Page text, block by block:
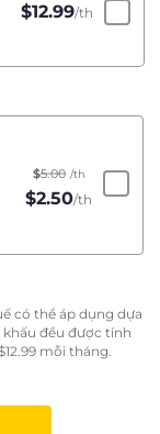
$12.99/th
$5.00 /th
$2.50/th
có thể áp dụng dựa
đều được tính
12.99mỗi tháng.